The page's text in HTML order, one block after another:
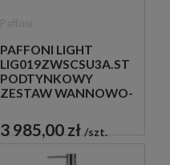
PAFFONI LIGHT
LIG019ZWSCSU3A.ST
PODTYNKOWY
ZESTAW WANNOWO-
NAPEŁNIANIEM
PRZEZ PRZELEW STAL
SZCZOTKOWANA
3 985,00 zł szt.